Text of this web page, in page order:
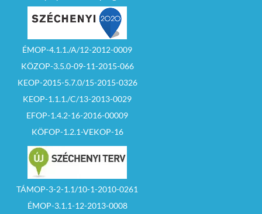
ÉMOP-4.1.1./A/12-2012-0009
KÖZOP-3.5.0-09-11-2015-066
KEOP-2015-5.7.0/15-2015-0326
KEOP-1.1.1./C/13-2013-0029
EFOP-1.4.2-16-2016-00009
KÖFOP-1.2.1-VEKOP-16
TÁMOP-3-2-1.1/10-1-2010-0261
ÉMOP-3.1.1-12-2013-0008